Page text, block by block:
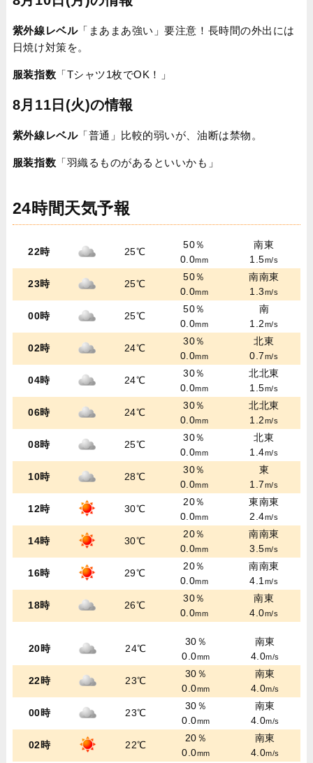
紫外線レベル「まあまあ強い」要注意！長時間の外出には
日焼け対策を。
服装指数 「Tシャツ1枚でOK！」
8月11日(火)の情報
紫外線レベル「普通」比較的弱いが、油断は禁物。
服装指数 「羽織るものがあるといいかも」
24時間天気予報
22時 25℃
50％
0.0mm
南東
1.5m/s
23時 25℃
50％
0.0mm
南南東
1.3m/s
00時 25℃
50％
0.0mm
南
1.2m/s
02時 24℃
30％
0.0mm
北東
0.7m/s
04時 24℃
30％
0.0mm
北北東
1.5m/s
06時 24℃
30％
0.0mm
北北東
1.2m/s
08時 25℃
30％
0.0mm
北東
1.4m/s
10時 28℃
30％
0.0mm
東
1.7m/s
12時 30℃
20％
0.0mm
東南東
2.4m/s
14時 30℃
20％
0.0mm
南南東
3.5m/s
16時 29℃
20％
0.0mm
南南東
4.1m/s
18時 26℃
30％
0.0mm
南東
4.0m/s
20時 24℃
30％
0.0mm
南東
4.0m/s
22時 23℃
30％
0.0mm
南東
4.0m/s
00時 23℃
30％
0.0mm
南東
4.0m/s
02時 22℃
20％
0.0mm
南東
4.0m/s